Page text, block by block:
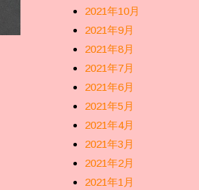
2021年10月
2021年9月
2021年8月
2021年7月
2021年6月
2021年5月
2021年4月
2021年3月
2021年2月
2021年1月